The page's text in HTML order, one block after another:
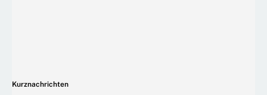
Kurznachrichten